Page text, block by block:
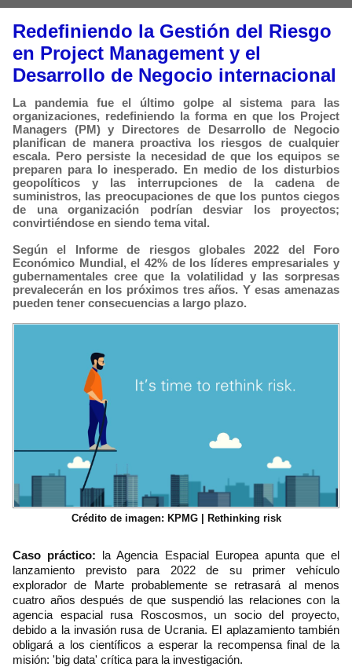
Redefiniendo la Gestión del Riesgo
en Project Management y el
Desarrollo de Negocio internacional
La pandemia fue el último golpe al sistema para las
organizaciones, redefiniendo la forma en que los Project
Managers (PM) y Directores de Desarrollo de Negocio
planifican de manera proactiva los riesgos de cualquier
escala. Pero persiste la necesidad de que los equipos se
preparen para lo inesperado. En medio de los disturbios
geopolíticos y las interrupciones de la cadena de
suministros, las preocupaciones de que los puntos ciegos
de una organización podrían desviar los proyectos;
convirtiéndose en siendo tema vital.
Según el Informe de riesgos globales 2022 del Foro
Económico Mundial, el 42% de los líderes empresariales y
gubernamentales cree que la volatilidad y las sorpresas
prevalecerán en los próximos tres años. Y esas amenazas
pueden tener consecuencias a largo plazo.
Crédito de imagen: KPMG | Rethinking risk
Caso práctico: la Agencia Espacial Europea apunta que el
lanzamiento previsto para 2022 de su primer vehículo
explorador de Marte probablemente se retrasará al menos
cuatro años después de que suspendió las relaciones con la
agencia espacial rusa Roscosmos, un socio del proyecto,
debido a la invasión rusa de Ucrania. El aplazamiento también
obligará a los científicos a esperar la recompensa final de la
misión: 'big data' crítica para la investigación.